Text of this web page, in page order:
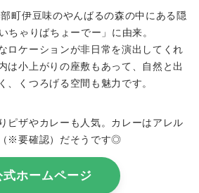
町伊豆味のやんばるの森の中にある隠
ちゃりばちょーでー」に由来。
ロケーションが非日常を演出してくれ
は小上がりの座敷もあって、自然と出
、くつろげる空間も魅力です。
ピザやカレーも人気。カレーはアレル
※要確認）だそうです◎
式ホームページ